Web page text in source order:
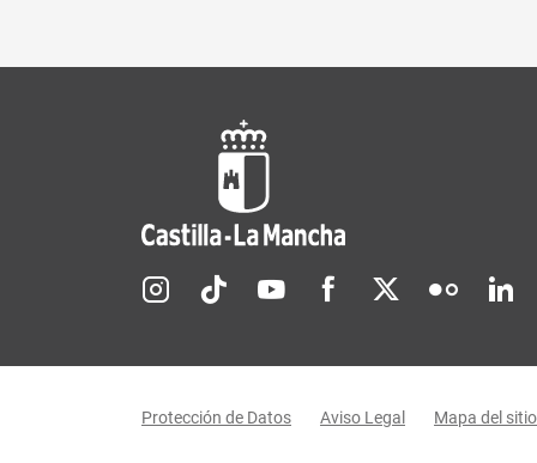
Redes sociales JCCM
Protección de Datos Aviso Legal Mapa del sitio